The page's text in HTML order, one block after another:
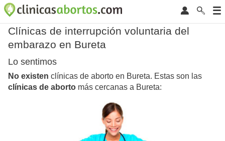
Clínicas de interrupción voluntaria del
embarazo en Bureta
Lo sentimos
No existen clínicas de aborto en Bureta. Estas son las
clínicas de aborto más cercanas a Bureta: